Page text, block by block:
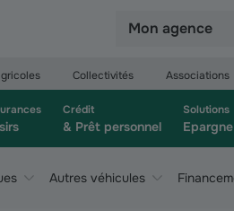
Mon agence
Collectivités Associations
Crédit
& Prêt personnel
Solutions
Autres véhicules